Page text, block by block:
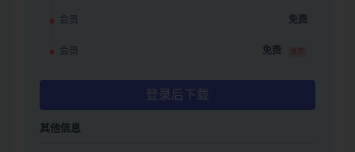
会员 免费
会员 免费 推荐
登录后下载
其他信息